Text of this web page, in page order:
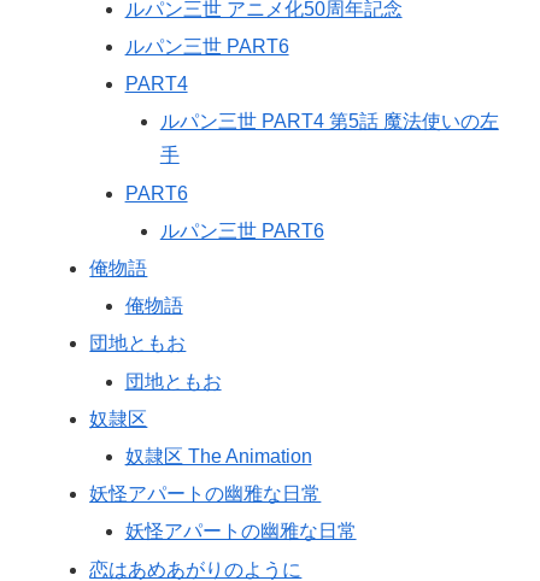
ルパン三世 アニメ化50周年記念
ルパン三世 PART6
PART4
ルパン三世 PART4 第5話 魔法使いの左
手
PART6
ルパン三世 PART6
俺物語
俺物語
団地ともお
団地ともお
奴隷区
奴隷区 The Animation
妖怪アパートの幽雅な日常
妖怪アパートの幽雅な日常
恋はあめあがりのように